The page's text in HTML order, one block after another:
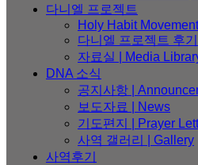
다니엘 프로젝트
Holy Habit Movement
다니엘 프로젝트 후기
자료실 | Media
DNA 소식
공지사항 |
보도자료 | News
기도편지 | Prayer
사역 갤러리 | Gallery
사역후기